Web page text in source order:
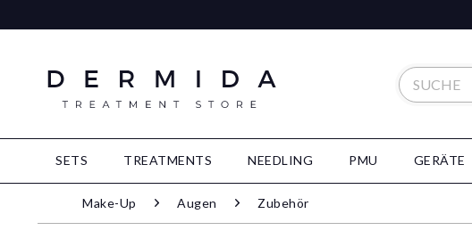
SETS TREATMENTS NEEDLING PMU GERÄTE
Make-Up Augen Zubehör